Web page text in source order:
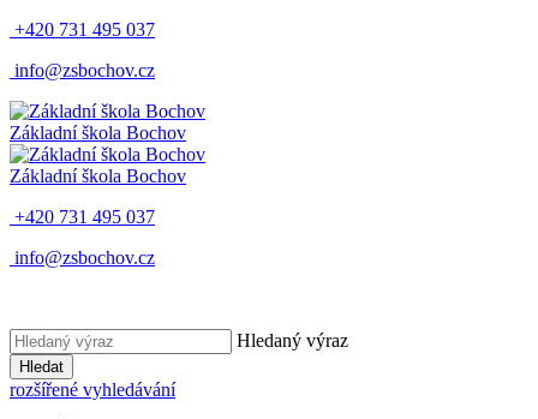
+420 731 495 037
info@zsbochov.cz
Základní škola Bochov
Základní škola Bochov
+420 731 495 037
info@zsbochov.cz
Hledaný výraz
Hledat
rozšířené vyhledávání